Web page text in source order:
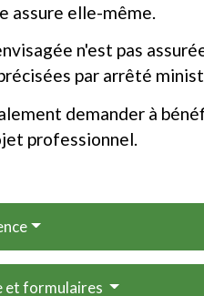
assure elle-même.
n'est pas
par arrêté
demander à
professionnel.
et formulaires